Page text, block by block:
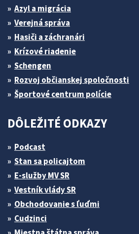
Azyl a migrácia
Verejná správa
Hasiči a záchranári
Krízové riadenie
Schengen
Rozvoj občianskej spoločnosti
Športové centrum polície
DÔLEŽITÉ ODKAZY
Podcast
Stan sa policajtom
E-služby MV SR
Vestník vlády SR
Obchodovanie s ľuďmi
Cudzinci